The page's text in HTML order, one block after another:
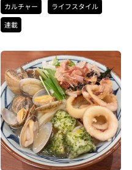
カルチャー
ライフスタイル
連載